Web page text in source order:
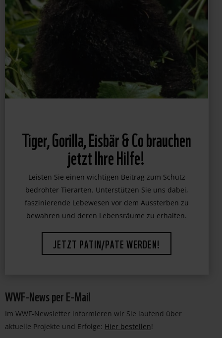
Tiger, Gorilla, Eisbär & Co brauchen
jetzt Ihre Hilfe!
Leisten Sie einen wichtigen Beitrag zum Schutz
bedrohter Tierarten. Unterstützen Sie uns dabei,
faszinierende Lebewesen vor dem Aussterben zu
bewahren und deren Lebensräume zu erhalten.
JETZT PATIN/PATE WERDEN!
WWF-News per E-Mail
Im WWF-Newsletter informieren wir Sie laufend über
aktuelle Projekte und Erfolge: Hier bestellen!